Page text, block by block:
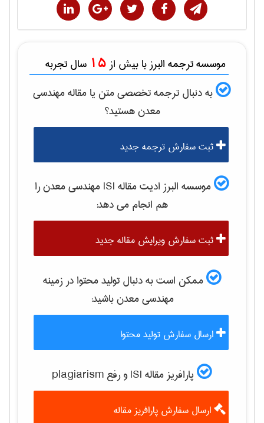
موسسه ترجمه البرز با بیش از 15 سال تجربه
به دنبال ترجمه تخصصی متن یا مقالهمهندسی
معدنهستید؟
ثبت سفارش ترجمه جدید
موسسه البرز ادیت مقاله ISI مهندسی معدنرا
هم انجام می دهد:
ثبت سفارش ویرایش مقاله جدید
ممکن است به دنبال تولید محتوا در زمینه
مهندسی معدنباشید:
ارسال سفارش تولید محتوا
پارافریز مقاله ISI و رفع plagiarism
ارسال سفارش پارافریز مقاله